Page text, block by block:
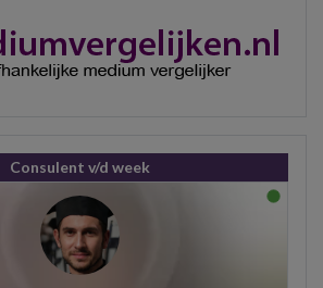
Consulent v/d week